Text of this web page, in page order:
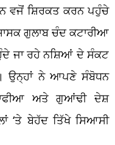
ਵਜੋਂ ਸ਼ਿਰਕਤ ਕਰਨ ਪਹੁੰਚੇ
ਗੁਲਾਬ ਚੰਦ ਕਟਾਰੀਆ
ਜਾ ਰਹੇ ਨਸ਼ਿਆਂ ਦੇ ਸੰਕਟ
ਉਨ੍ਹਾਂ ਨੇ ਆਪਣੇ ਸੰਬੋਧਨ
ਅਤੇ ਗੁਆਂਢੀ ਦੇਸ਼
‘ਤੇ ਬੇਹੱਦ ਤਿੱਖੇ ਸਿਆਸੀ